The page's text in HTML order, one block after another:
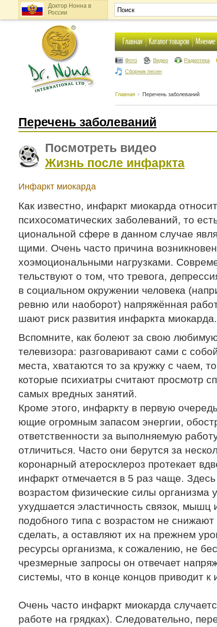
Доктор Нонна в
России
Фото Видео
Радиотека
Сборник песен
Главная Перечень заболеваний
Перечень заболеваний
Посмотреть видео
Жизнь после инфаркта
Инфаркт миокарда
Как известно, инфаркт миокарда
психосоматических заболеваний, то
циональной сфере в данном случае
щими. Очень часто причина
хоэмоциональными нагрузками.
тельствуют о том, что тревога,
в социальном окружении человека
ревню или наоборот) напряжённая
шают риск развития инфаркта миокарда.
Вспомните, как болеют за свою
телевизора: разговаривают сами с
места, хватаются то за кружку с чаем,
которые психиатры считают просмотр
самых вредных занятий.
Кроме этого, инфаркту в первую
ющие огромным запасом энергии,
ответственно­сти за выполняемую
отличиться. Час­то они берутся за
коронарный ате­росклероз протекает
инфаркт отмечается в 5 раз чаще.
возрастом физические силы ор­ганизма
ухудшается эластичность связок,
подобного типа с возрастом не
сделать, а оставляют их на прежнем
ресурсы организма, к сожалению, не
чрезмерные запросы он отвечает
системы, что в конце концов приводит к
Очень часто инфаркт миокарда
работе на грядках). Следовательно,